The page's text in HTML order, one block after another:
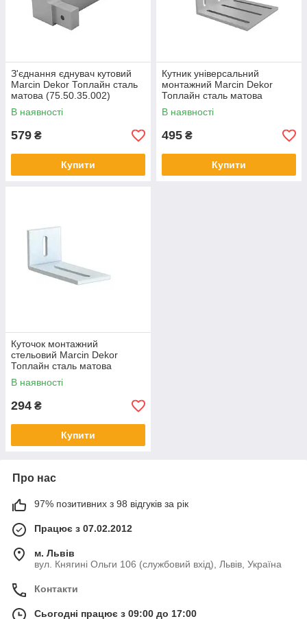
З'єднання єднувач кутовий
Marcin Dekor Топлайн сталь
матова (75.50.35.002)
В наявності
579 ₴
Купити
Кутник універсальний
монтажний Marcin Dekor
Топлайн сталь матова
(75.50.35.003)
В наявності
495 ₴
Купити
Куточок монтажний
стельовий Marcin Dekor
Топлайн сталь матова
(75.50.35.004)
В наявності
294 ₴
Купити
Про нас
97% позитивних з 98 відгуків за рік
Працює з 07.02.2012
м. Львів
вул. Княгині Ольги 106 (службовий вхід), Львів, Україна
Контакти
Сьогодні працює з 09:00 до 17:00